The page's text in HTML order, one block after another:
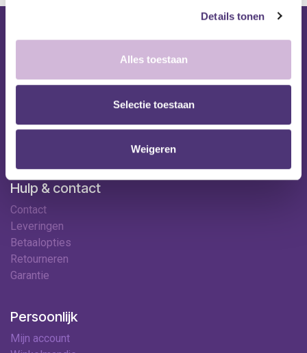
Details tonen
Alles toestaan
Selectie toestaan
Weigeren
Nuttige links
Huren
Onze locaties
Hulp & contact
Contact
Leveringen
Betaalopties
Retourneren
Garantie
Persoonlijk
Mijn account